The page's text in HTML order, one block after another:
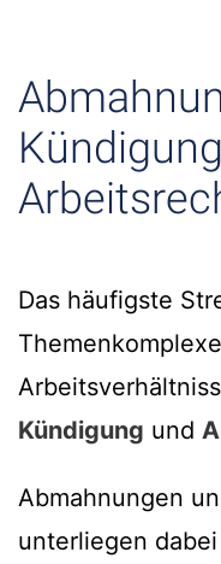
Das häufigste
Kündigung und
Abmahnungen
unterliegen